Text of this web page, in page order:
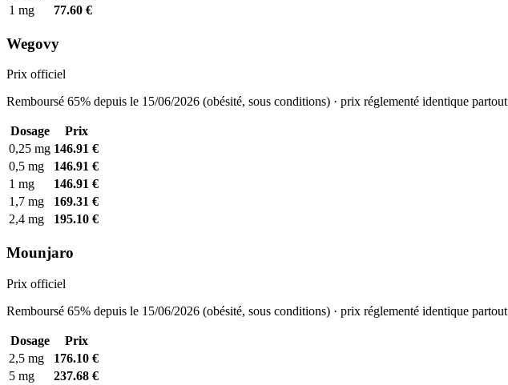
1 mg
77.60 €
Wegovy
Prix officiel
Remboursé 65% depuis le 15/06/2026 (obésité, sous conditions) · prix réglementé identique partout
Dosage
Prix
0,25 mg 146.91 €
0,5 mg
146.91 €
1 mg
146.91 €
1,7 mg
169.31 €
2,4 mg
195.10 €
Mounjaro
Prix officiel
Remboursé 65% depuis le 15/06/2026 (obésité, sous conditions) · prix réglementé identique partout
Dosage
Prix
2,5 mg
176.10 €
5 mg
237.68 €